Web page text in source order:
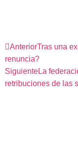
AnteriorTras una
renuncia?
SiguienteLa
retribuciones de las